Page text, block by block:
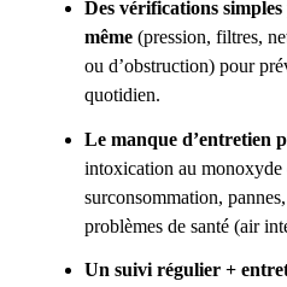
Des vérifications
même(pression, filtres,
ou d’obstruction) pour
quotidien.
Le manque d’entretien
intoxication au monoxyde
surconsommation,
problèmes de santé (air
Un suivi régulier +